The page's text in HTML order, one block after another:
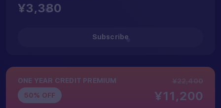
¥3,380
Subscribe
ONE YEAR CREDIT PREMIUM
¥22,400
50% OFF
¥11,200
below to download our